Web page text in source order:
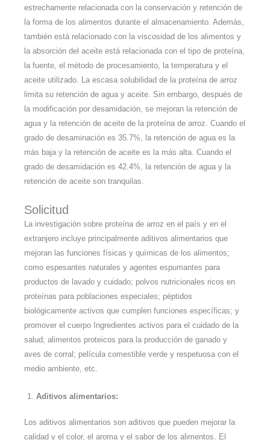
estrechamente relacionada con la conservación y retención de
la forma de los alimentos durante el almacenamiento. Además,
también está relacionado con la viscosidad de los alimentos y
la absorción del aceite está relacionada con el tipo de proteína,
la fuente, el método de procesamiento, la temperatura y el
aceite utilizado. La escasa solubilidad de la proteína de arroz
limita su retención de agua y aceite. Sin embargo, después de
la modificación por desamidación, se mejoran la retención de
agua y la retención de aceite de la proteína de arroz. Cuando el
grado de desaminación es 35.7%, la retención de agua es la
más baja y la retención de aceite es la más alta. Cuando el
grado de desamidación es 42.4%, la retención de agua y la
retención de aceite son tranquilas.
Solicitud
La investigación sobre proteína de arroz en el país y en el
extranjero incluye principalmente aditivos alimentarios que
mejoran las funciones físicas y químicas de los alimentos;
como espesantes naturales y agentes espumantes para
productos de lavado y cuidado; polvos nutricionales ricos en
proteínas para poblaciones especiales; péptidos
biológicamente activos que cumplen funciones específicas; y
promover el cuerpo Ingredientes activos para el cuidado de la
salud; alimentos proteicos para la producción de ganado y
aves de corral; película comestible verde y respetuosa con el
medio ambiente, etc.
Aditivos alimentarios:
Los aditivos alimentarios son aditivos que pueden mejorar la
calidad y el color, el aroma y el sabor de los alimentos. El